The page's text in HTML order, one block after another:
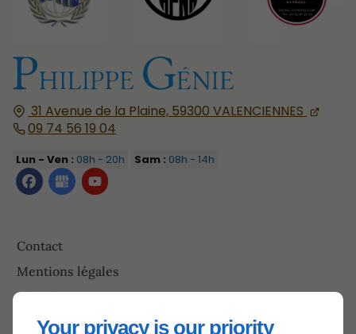
Your privacy is our priority
31 Avenue de la Plaine, 59300 VALENCIENNES
09 74 56 19 04
Lun - Ven : 08h - 20h Sam : 08h - 14h
Contact
Mentions légales
Plan du site